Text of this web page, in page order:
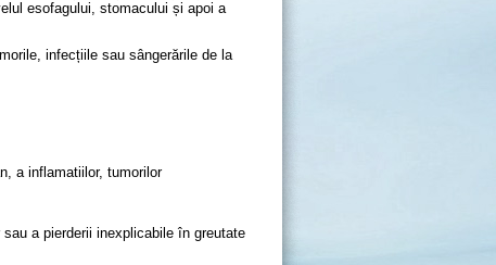
esofagului, stomacului și apoi a
infecțiile sau sângerările de la
a inflamatiilor, tumorilor
a pierderii inexplicabile în greutate